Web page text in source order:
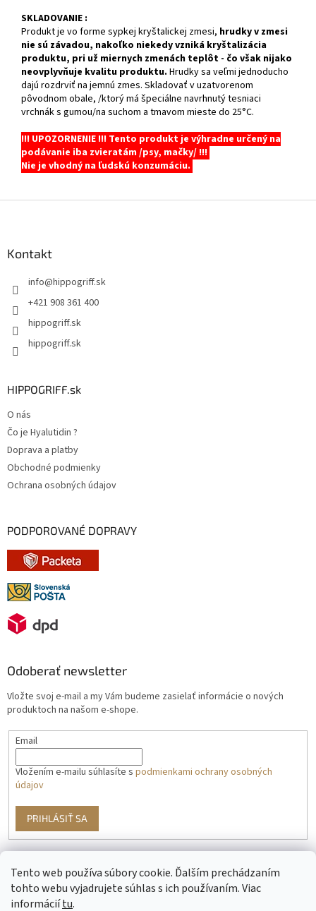
Tento web používa súbory cookie. Ďalším prechádzaním
tohto webu vyjadrujete súhlas s ich používaním. Viac
informáciítu.
SKLADOVANIE :
Produkt je vo forme sypkej kryštalickej zmesi, hrudky v zmesi
nie sú závadou, nakoľko niekedy vzniká kryštalizácia
produktu, pri už miernych zmenách teplôt - čo však nijako
neovplyvňuje kvalitu produktu. Hrudky sa veľmi jednoducho
dajú rozdrviť na jemnú zmes. Skladovať v uzatvorenom
pôvodnom obale, /ktorý má špeciálne navrhnutý tesniaci
vrchnák s gumou/na suchom a tmavom mieste do 25°C.
!!! UPOZORNENIE !!! Tento produkt je výhradne určený na
podávanie iba zvieratám /psy, mačky/ !!!
Nie je vhodný na ľudskú konzumáciu.
Kontakt
info@hippogriff.sk
+421 908 361 400
hippogriff.sk
hippogriff.sk
HIPPOGRIFF.sk
O nás
Čo je Hyalutidin ?
Doprava a platby
Obchodné podmienky
Ochrana osobných údajov
PODPOROVANÉ DOPRAVY
Odoberať newsletter
Vložte svoj e-mail a my Vám budeme zasielať informácie o nových
produktoch na našom e-shope.
Email
Vložením e-mailu súhlasíte s podmienkami ochrany osobných
údajov
PRIHLÁSIŤ SA
g